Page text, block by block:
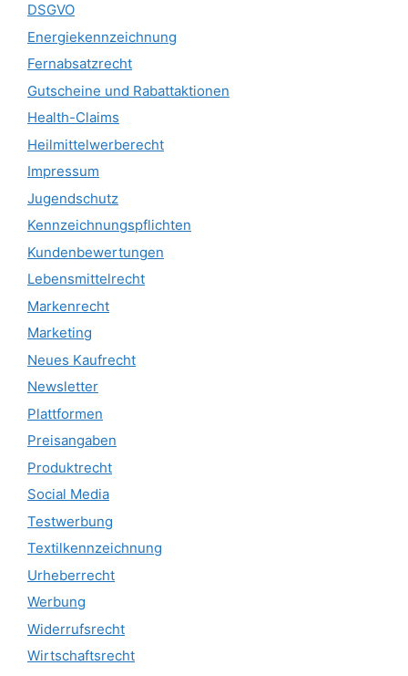
DSGVO
Energiekennzeichnung
Fernabsatzrecht
Gutscheine und Rabattaktionen
Health-Claims
Heilmittelwerberecht
Impressum
Jugendschutz
Kennzeichnungspflichten
Kundenbewertungen
Lebensmittelrecht
Markenrecht
Marketing
Neues Kaufrecht
Newsletter
Plattformen
Preisangaben
Produktrecht
Social Media
Testwerbung
Textilkennzeichnung
Urheberrecht
Werbung
Widerrufsrecht
Wirtschaftsrecht